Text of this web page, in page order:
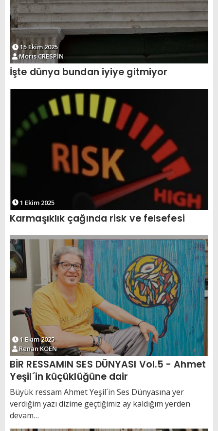
15 Ekim 2025
Moris CRESPİN
İşte dünya bundan iyiye gitmiyor
1 Ekim 2025
Karmaşıklık çağında risk ve felsefesi
1 Ekim 2025
Renan KOEN
BİR RESSAMIN SES DÜNYASI Vol.5 - Ahmet
Yeşil´in küçüklüğüne dair
Büyük ressam Ahmet Yeşil´in Ses Dünyasına yer
verdiğim yazı dizime geçtiğimiz ay kaldığım yerden
devam…